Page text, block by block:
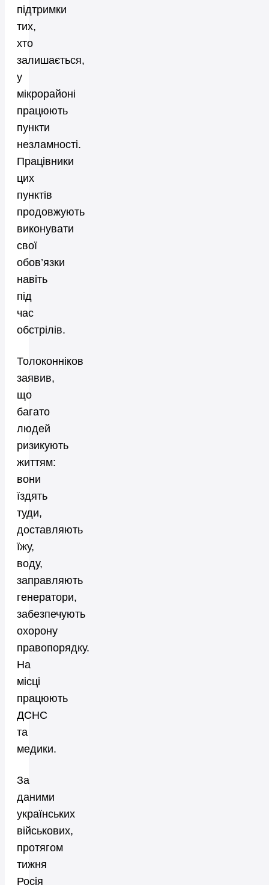
підтримки
тих,
хто
залишається,
у
мікрорайоні
працюють
пункти
незламності.
Працівники
цих
пунктів
продовжують
виконувати
свої
обов’язки
навіть
під
час
обстрілів.
Толоконніков
заявив,
що
багато
людей
ризикують
життям:
вони
їздять
туди,
доставляють
їжу,
воду,
заправляють
генератори,
забезпечують
охорону
правопорядку.
На
місці
працюють
ДСНС
та
медики.
За
даними
українських
військових,
протягом
тижня
Росія